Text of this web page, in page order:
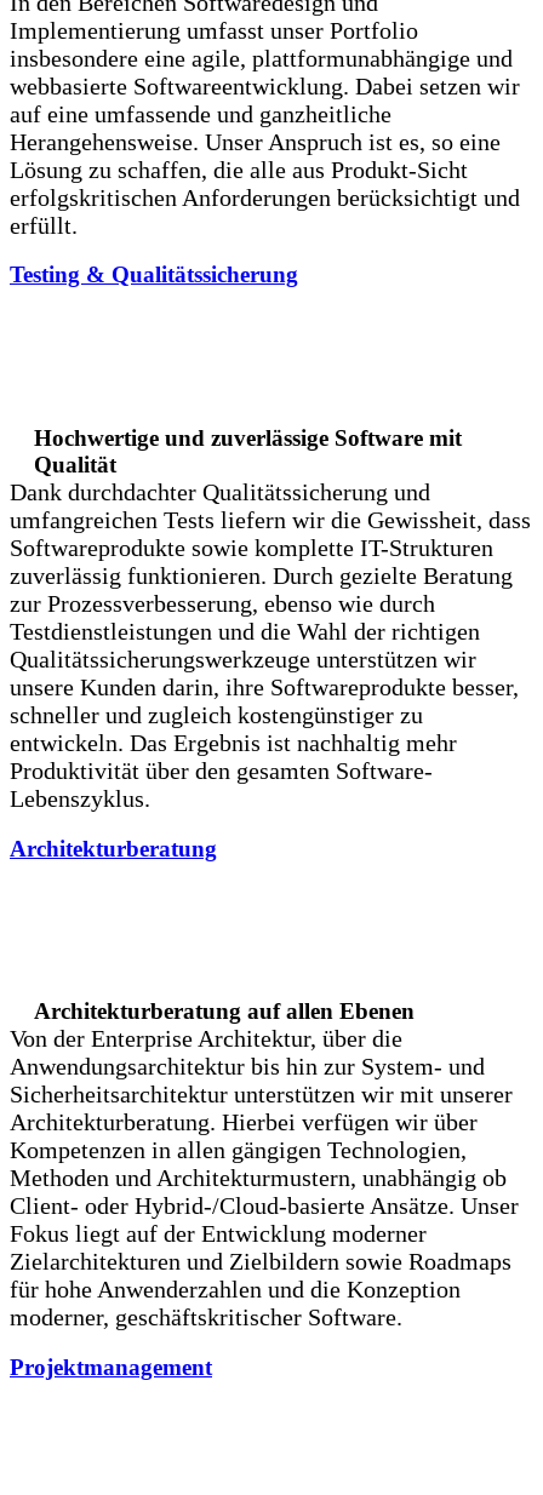
Implementierung umfasst unser Portfolio
insbesondere eine agile, plattformunabhängige und
webbasierte Softwareentwicklung. Dabei setzen wir
auf eine umfassende und ganzheitliche
Herangehensweise. Unser Anspruch ist es, so eine
Lösung zu schaffen, die alle aus Produkt-Sicht
erfolgskritischen Anforderungen berücksichtigt und
erfüllt.
Testing & Qualitätssicherung
Hochwertige und zuverlässige Software mit
Qualität
Dank durchdachter Qualitätssicherung und
umfangreichen Tests liefern wir die Gewissheit, dass
Softwareprodukte sowie komplette IT-Strukturen
zuverlässig funktionieren. Durch gezielte Beratung
zur Prozessverbesserung, ebenso wie durch
Testdienstleistungen und die Wahl der richtigen
Qualitätssicherungswerkzeuge unterstützen wir
unsere Kunden darin, ihre Softwareprodukte besser,
schneller und zugleich kostengünstiger zu
entwickeln. Das Ergebnis ist nachhaltig mehr
Produktivität über den gesamten Software-
Lebenszyklus.
Architekturberatung
Architekturberatung auf allen Ebenen
Von der Enterprise Architektur, über die
Anwendungsarchitektur bis hin zur System- und
Sicherheitsarchitektur unterstützen wir mit unserer
Architekturberatung. Hierbei verfügen wir über
Kompetenzen in allen gängigen Technologien,
Methoden und Architekturmustern, unabhängig ob
Client- oder Hybrid-/Cloud-basierte Ansätze. Unser
Fokus liegt auf der Entwicklung moderner
Zielarchitekturen und Zielbildern sowie Roadmaps
für hohe Anwenderzahlen und die Konzeption
moderner, geschäftskritischer Software.
Projektmanagement